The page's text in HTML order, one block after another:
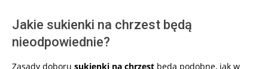
Jakie sukienki na chrzest będą
nieodpowiednie?
Zasady doboru sukienki na chrzest będą podobne, jak w